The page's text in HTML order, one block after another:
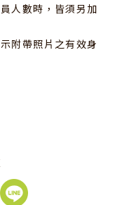
人數時，皆須另加
附帶照片之有效身